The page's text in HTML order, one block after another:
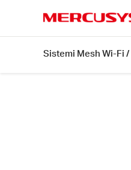
Sistemi Mesh Wi-Fi /